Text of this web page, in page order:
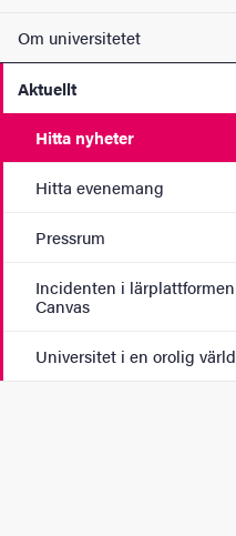
Om universitetet
Aktuellt
Hitta nyheter
Hitta evenemang
Pressrum
Incidenten i lärplattformen
Canvas
Universitet i en orolig värld